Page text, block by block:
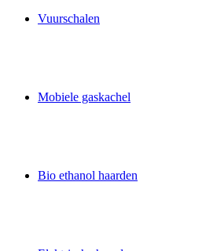
Vuurschalen
Mobiele gaskachel
Bio ethanol haarden